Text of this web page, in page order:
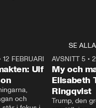
SE ALLA
27:30
12 FEBRUARI
Ulf
och
AVSNITT 5 •
My och
Elisabeth
Ringqvist
Trump, den